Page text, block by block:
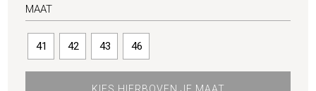
MAAT
41 42 43 46
KIES HIERBOVEN JE MAAT